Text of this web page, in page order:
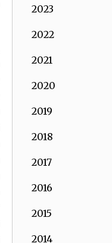
2023
2022
2021
2020
2019
2018
2017
2016
2015
2014